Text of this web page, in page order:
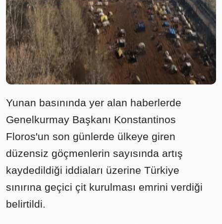
Yunan basınında yer alan haberlerde
Genelkurmay Başkanı Konstantinos
Floros'un son günlerde ülkeye giren
düzensiz göçmenlerin sayısında artış
kaydedildiği iddiaları üzerine Türkiye
sınırına geçici çit kurulması emrini verdiği
belirtildi.